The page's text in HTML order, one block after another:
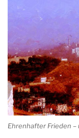
Ehrenhafter Frieden